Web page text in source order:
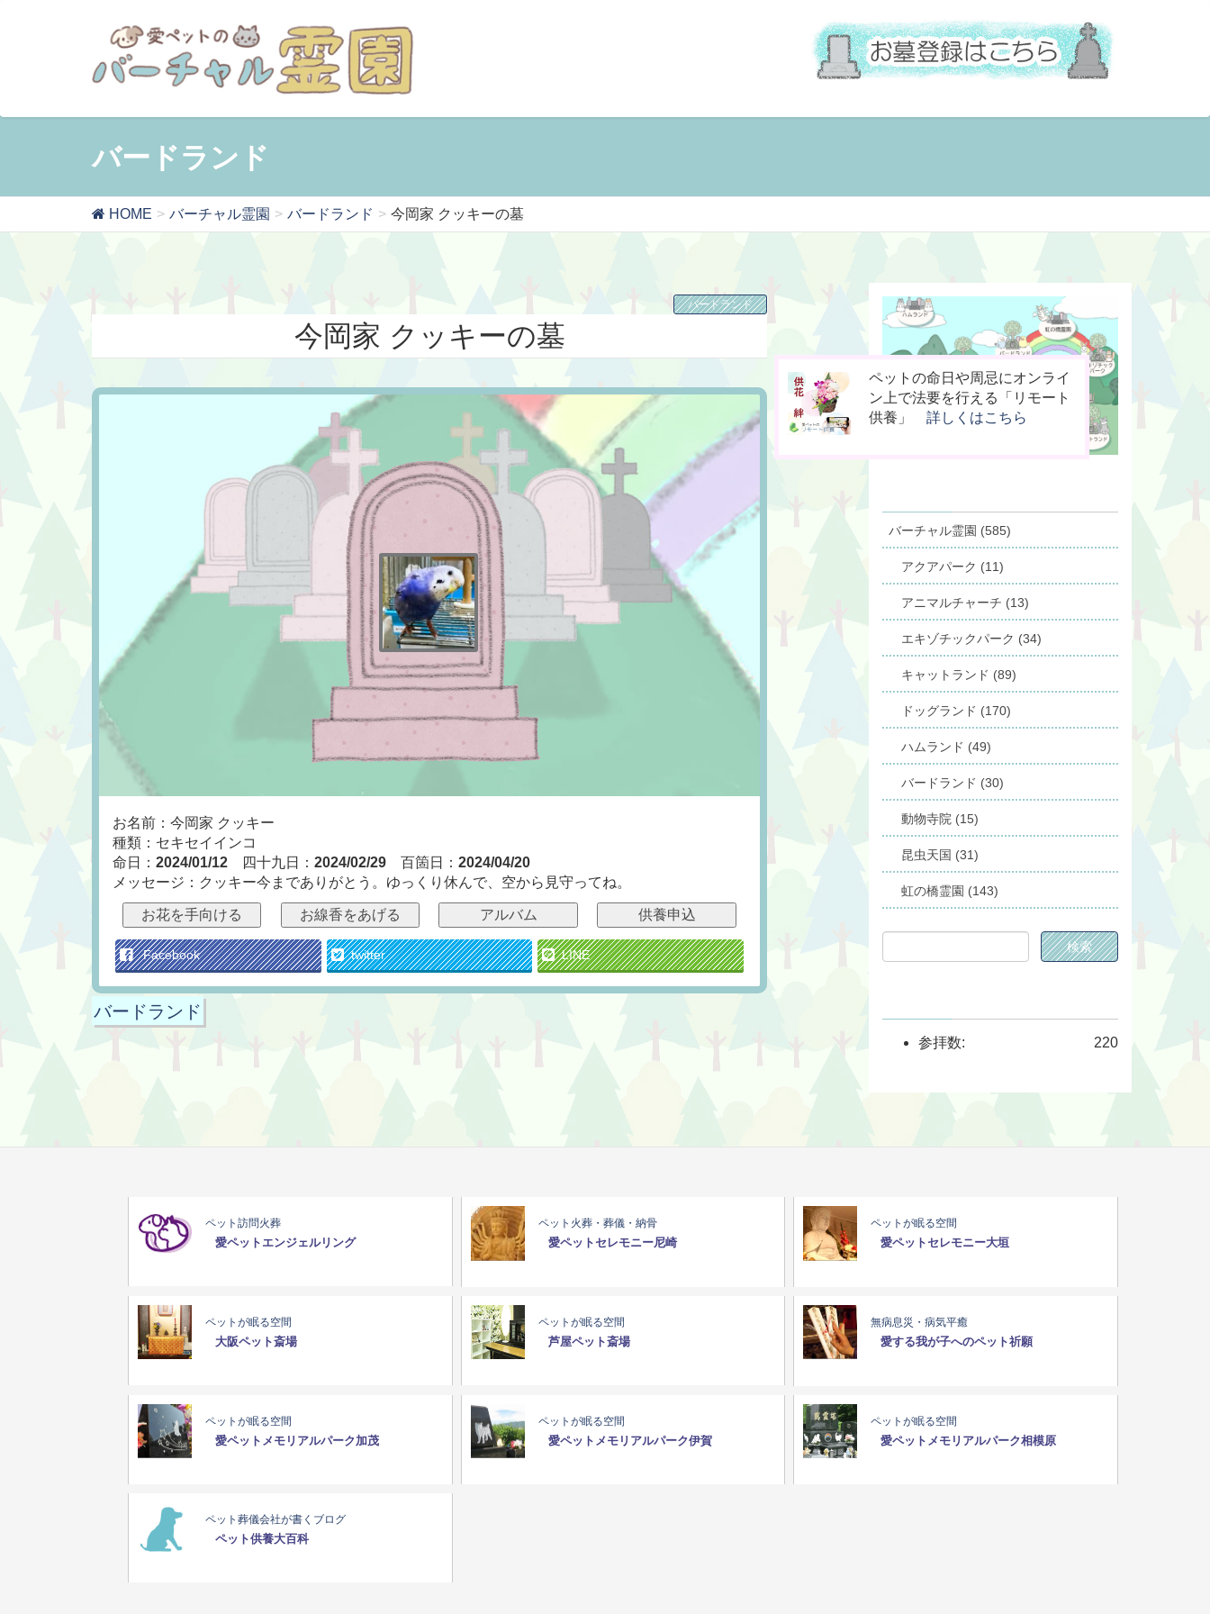
お骨壷をコンパクト化！お手元
供養の新しいカタチ「やすら木
の箱」 詳しくはこちら
今までなかった！小動物専用の
桐のお骨入れ「タイムBOX
桐」
詳しくはこちら
ペットの命日や周忌にオンライ
ン上で法要を行える「リモート
供養」 詳しくはこちら
バードランド
HOME バーチャル霊園 バードランド 今岡家 クッキーの墓
バードランド
今岡家 クッキーの墓
お名前：今岡家 クッキー
種類：セキセイインコ
命日： 2024/01/12 四十九日： 2024/02/29 百箇日： 2024/04/20
メッセージ：クッキー今までありがとう。ゆっくり休んで、空から見守ってね。
お花を手向ける お線香をあげる アルバム 供養申込
Facebook twitter LINE
バードランド
バーチャル霊園 (585)
アクアパーク (11)
アニマルチャーチ (13)
エキゾチックパーク (34)
キャットランド (89)
ドッグランド (170)
ハムランド (49)
バードランド (30)
動物寺院 (15)
昆虫天国 (31)
虹の橋霊園 (143)
220
参拝数:
ペット訪問火葬
愛ペットエンジェルリング
ペット火葬・葬儀・納骨
愛ペットセレモニー尼崎
ペットが眠る空間
愛ペットセレモニー大垣
ペットが眠る空間
大阪ペット斎場
ペットが眠る空間
芦屋ペット斎場
無病息災・病気平癒
愛する我が子へのペット祈願
ペットが眠る空間
愛ペットメモリアルパーク加茂
ペットが眠る空間
愛ペットメモリアルパーク伊賀
ペットが眠る空間
愛ペットメモリアルパーク相模原
ペット葬儀会社が書くブログ
ペット供養大百科